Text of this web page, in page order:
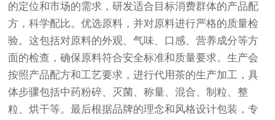
的定位和市场的需求，研发适合目标消费群体的产品配
方，科学配比。优选原料，并对原料进行严格的质量检
验。这包括对原料的外观、气味、口感、营养成分等方
面的检查，确保原料符合安全标准和质量要求。生产会
按照产品配方和工艺要求，进行代用茶的生产加工，具
体步骤包括中药粉碎、灭菌、称量、混合、制粒、整
粒、烘干等。最后根据品牌的理念和风格设计包装，专